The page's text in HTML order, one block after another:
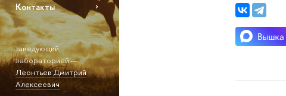
Контакты
заведующий
лабораторией —
Леонтьев Дмитрий
Алексеевич